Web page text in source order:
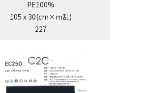
PE100%
105 x 30(cm×m乱)
227